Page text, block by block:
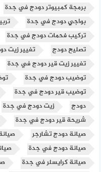
برمجة كمبيوتر دودج في جدة
بواجي دودج في جدة
تركيب فحمات دودج في جدة
تصليح دودج
تغيير زيت
تغيير زيت قير دودج في جدة
توضيب دودج في جدة
توضيب قير دودج في جدة
دودج
زيت دودج في جدة
شريحة قير دودج في جدة
صيانة دودج تشارجر
صيانة دودج في جدة
صيانة كرايسلر في جدة